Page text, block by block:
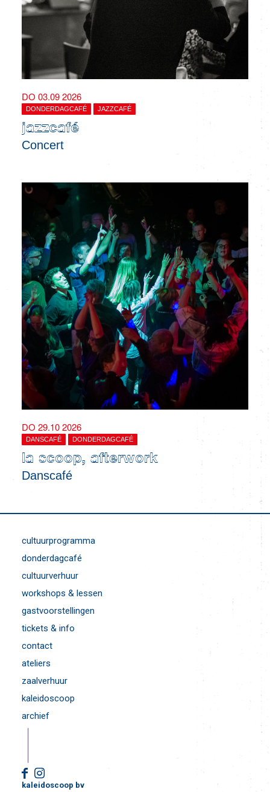
DO 03.09 2026
DONDERDAGCAFÉ JAZZCAFÉ
jazzcafé
Concert
DO 29.10 2026
DANSCAFÉ DONDERDAGCAFÉ
la scoop, afterwork
Danscafé
cultuurprogramma
donderdagcafé
cultuurverhuur
workshops & lessen
gastvoorstellingen
tickets & info
contact
ateliers
zaalverhuur
kaleidoscoop
archief
kaleidoscoop bv